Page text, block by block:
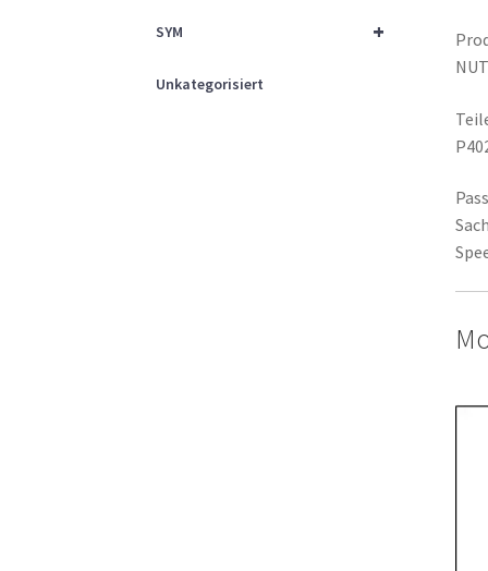
NUT
+
SYM
Unkategorisiert